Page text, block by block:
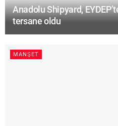
Anadolu Shipyard,
tersane oldu
MANŞET